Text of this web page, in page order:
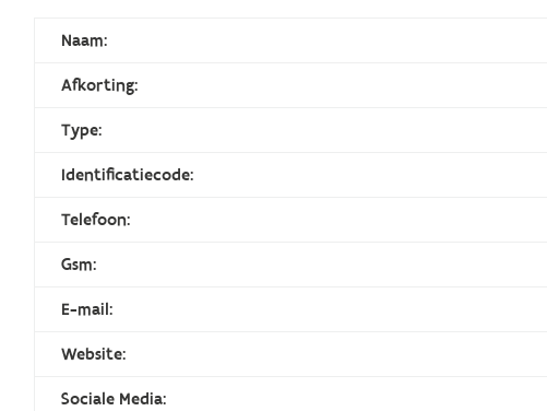
Naam:
Afkorting:
Type:
Identificatiecode:
Telefoon:
Gsm:
E-mail:
Website:
Sociale Media: